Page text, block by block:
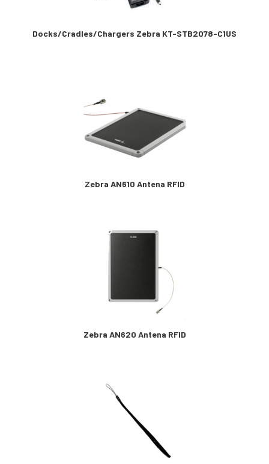
Docks/Cradles/Chargers Zebra KT-STB2078-C1US
Zebra AN610 Antena RFID
Zebra AN620 Antena RFID